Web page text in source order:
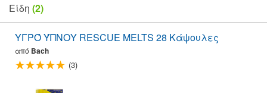
Είδη (2)
ΥΓΡΌ ΎΠΝΟΥ RESCUE MELTS 28 Κάψουλες
από Bach
(3)